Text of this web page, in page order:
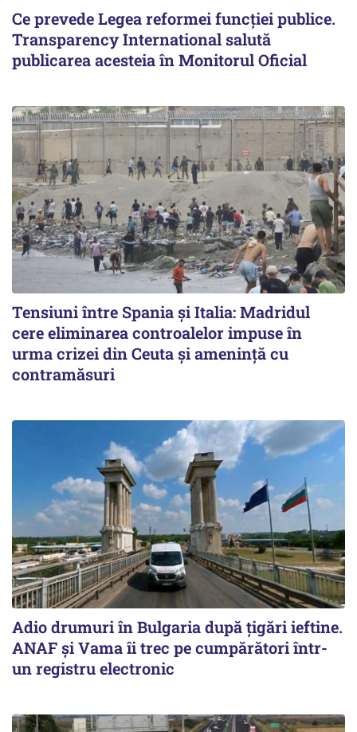
Ce prevede Legea reformei funcției publice.
Transparency International salută
publicarea acesteia în Monitorul Oficial
Tensiuni între Spania și Italia: Madridul
cere eliminarea controalelor impuse în
urma crizei din Ceuta și amenință cu
contramăsuri
Adio drumuri în Bulgaria după țigări ieftine.
ANAF și Vama îi trec pe cumpărători într-
un registru electronic